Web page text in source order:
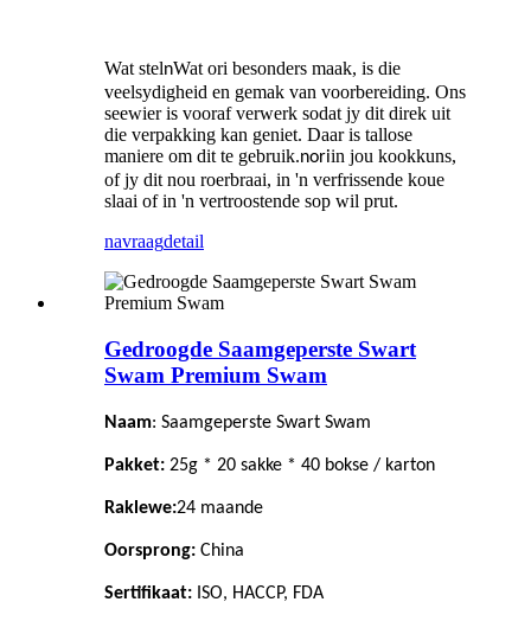
Wat stelnWat ori besonders maak, is die
veelsydigheid en gemak van voorbereiding. Ons
seewier is vooraf verwerk sodat jy dit direk uit
die verpakking kan geniet. Daar is tallose
maniere om dit te gebruik.noriin jou kookkuns,
of jy dit nou roerbraai, in 'n verfrissende koue
slaai of in 'n vertroostende sop wil prut.
navraagdetail
Gedroogde Saamgeperste Swart
Swam Premium Swam
Naam: Saamgeperste Swart Swam
Pakket: 25g * 20 sakke * 40 bokse / karton
Raklewe:24 maande
Oorsprong: China
Sertifikaat: ISO, HACCP, FDA